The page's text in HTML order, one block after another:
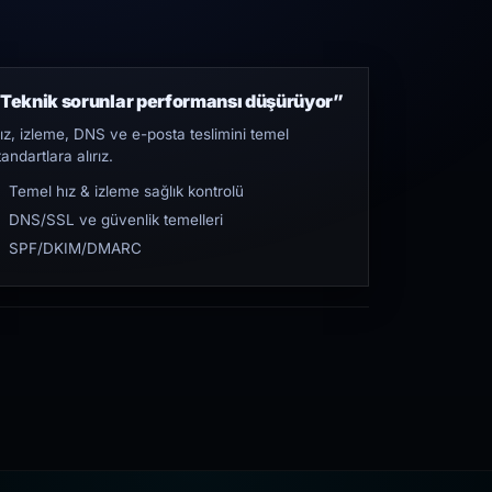
sorunlar performansı düşürüyor”
izleme, DNS ve e-posta teslimini temel
alırız.
Temel hız & izleme sağlık kontrolü
DNS/SSL ve güvenlik temelleri
SPF/DKIM/DMARC